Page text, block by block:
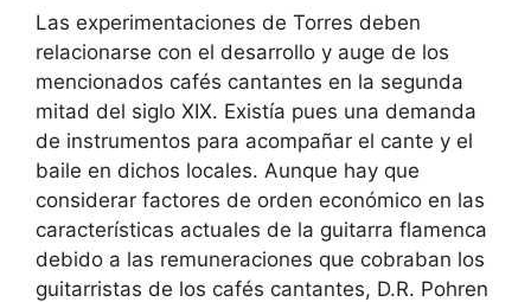
Las experimentaciones de Torres deben
relacionarse con el desarrollo y auge de los
mencionados cafés cantantes en la segunda
mitad del siglo XIX. Existía pues una demanda
de instrumentos para acompañar el cante y el
baile en dichos locales. Aunque hay que
considerar factores de orden económico en las
características actuales de la guitarra flamenca
debido a las remuneraciones que cobraban los
guitarristas de los cafés cantantes, D.R. Pohren